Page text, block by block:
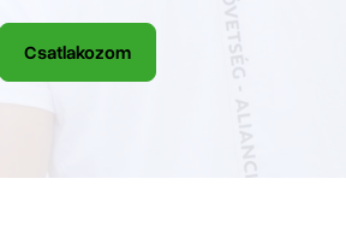
Csatlakozom